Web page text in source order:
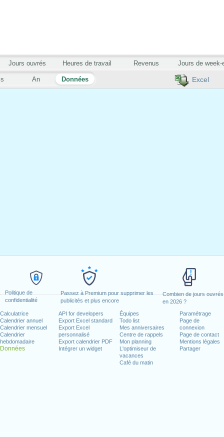
Politique de
confidentialité
Passez à Premium pour supprimer les
publicités et plus encore
Combien de jours ouvrés
en 2026 ?
Calculatrice
Calendrier annuel
Calendrier mensuel
Calendrier
hebdomadaire
Données
API for developers
Export Excel standard
Export Excel
personnalisé
Export calendrier PDF
Intégrer un widget
Équipes
Todo list
Mes anniversaires
Centre de rappels
Mon planning
L'optimiseur de
vacances
Café du matin
Paramétrage
Page de
connexion
Page de contact
Mentions légales
Partager
Excel
An Données
Jours ouvrés Heures de travail Revenus Jours de week-